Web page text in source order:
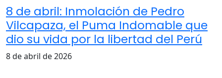
8 de abril: Inmolación de Pedro
Vilcapaza, el Puma Indomable que
dio su vida por la libertad del Perú
8 de abril de 2026